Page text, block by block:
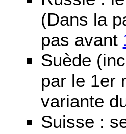
(Dans la
pas avant
Suède
par le 1er
variante
Suisse :